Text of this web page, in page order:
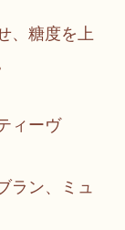
、糖度を上
ィーヴ
ラン、ミュ